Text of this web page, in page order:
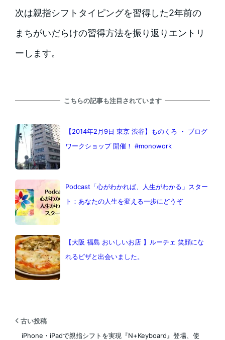
次は親指シフトタイピングを習得した2年前の
まちがいだらけの習得方法を振り返りエントリ
ーします。
こちらの記事も注目されています
【2014年2月9日 東京 渋谷】ものくろ ・ ブログ
ワークショップ 開催！ #monowork
Podcast「心がわかれば、人生がわかる」スター
ト：あなたの人生を変える一歩にどうぞ
【大阪 福島 おいしいお店 】ルーチェ 笑顔にな
れるピザと出会いました。
古い投稿
iPhone・iPadで親指シフトを実現『N+Keyboard』登場、使